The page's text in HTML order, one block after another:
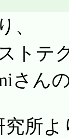
、
トテ
さん
究所よ